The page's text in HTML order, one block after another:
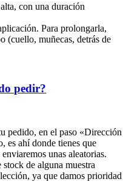
con una duración
Para prolongarla,
(cuello, muñecas, detrás de
pedir?
pedido, en el paso «Dirección
es ahí donde tienes que
unas aleatorias.
de alguna muestra
ya que damos prioridad